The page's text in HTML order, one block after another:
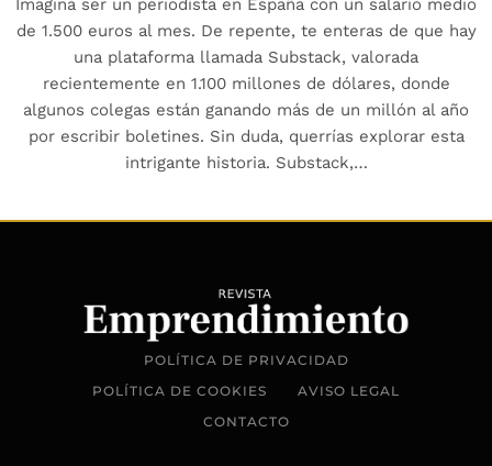
Imagina ser un periodista en España con un salario medio
de 1.500 euros al mes. De repente, te enteras de que hay
una plataforma llamada Substack, valorada
recientemente en 1.100 millones de dólares, donde
algunos colegas están ganando más de un millón al año
por escribir boletines. Sin duda, querrías explorar esta
intrigante historia. Substack,…
POLÍTICA DE PRIVACIDAD
POLÍTICA DE COOKIES
AVISO LEGAL
CONTACTO